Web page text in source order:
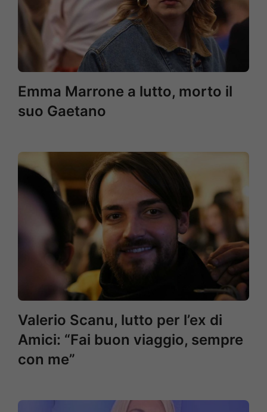
Emma Marrone a lutto, morto il
suo Gaetano
Valerio Scanu, lutto per l’ex di
Amici: “Fai buon viaggio, sempre
con me”